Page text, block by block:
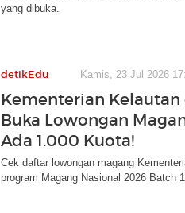
yang dibuka.
detikEdu Kamis, 23 Jul 2026
Kementerian Kelautan
Buka Lowongan
Ada 1.000 Kuota!
Cek daftar lowongan magang
program Magang Nasional 2026 Batch